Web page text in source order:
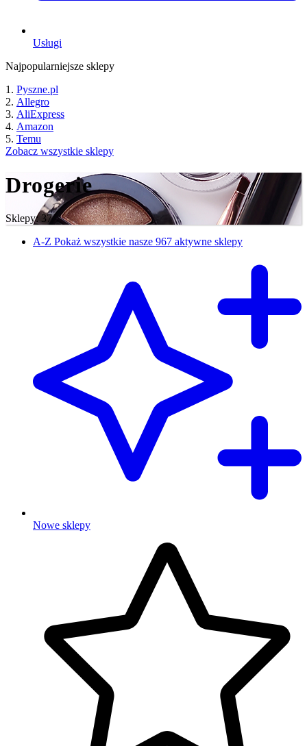
Usługi
Najpopularniejsze sklepy
Pyszne.pl
Allegro
AliExpress
Amazon
Temu
Zobacz wszystkie sklepy
Drogerie
Sklepy: 37
A-Z Pokaż wszystkie nasze 967 aktywne sklepy
Nowe sklepy